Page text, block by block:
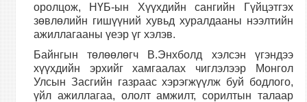
оролцож, НҮБ-ын Хүүхдийн сангийн Гүйцэтгэх
зөвлөлийн гишүүний хувьд хуралдааны нээлтийн
ажиллагааны үеэр үг хэлэв.
Байнгын төлөөлөгч В.Энхболд хэлсэн үгэндээ
хүүхдийн эрхийг хамгаалах чиглэлээр Монгол
Улсын Засгийн газраас хэрэгжүүлж буй бодлого,
үйл ажиллагаа, ололт амжилт, сорилтын талаар